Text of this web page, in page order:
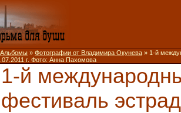
Альбомы » Фотографии от Владимира Окунева » 1-й
г. Фото: Анна Пахомова
1-й
фестиваль